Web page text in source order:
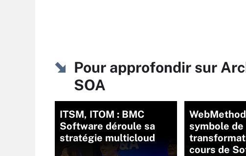
Pour approfondir sur
SOA
ITSM, ITOM : BMC
Software déroule sa
stratégie multicloud
symbole de
cours de